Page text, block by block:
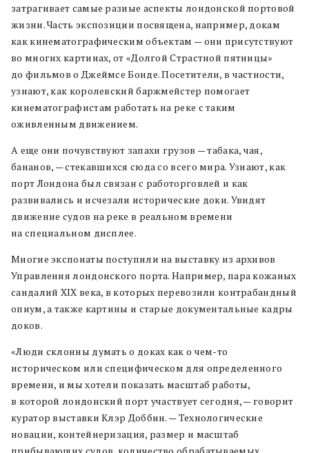
затрагивает самые разные аспекты лондонской портовой
жизни. Часть экспозиции посвящена, например, докам
как кинематографическим объектам — они присутствуют
во многих картинах, от «Долгой Страстной пятницы»
до фильмов о Джеймсе Бонде. Посетители, в частности,
узнают, как королевский баржмейстер помогает
кинематографистам работать на реке с таким
оживленным движением.
А еще они почувствуют запахи грузов — табака, чая,
бананов, — стекавшихся сюда со всего мира. Узнают, как
порт Лондона был связан с работорговлей и как
развивались и исчезали исторические доки. Увидят
движение судов на реке в реальном времени
на специальном дисплее.
Многие экспонаты поступили на выставку из архивов
Управления лондонского порта. Например, пара кожаных
сандалий XIX века, в которых перевозили контрабандный
опиум, а также картины и старые документальные кадры
доков.
«Люди склонны думать о доках как о чем-то
историческом или специфическом для определенного
времени, и мы хотели показать масштаб работы,
в которой лондонский порт участвует сегодня, — говорит
куратор выставки Клэр Доббин. — Технологические
новации, контейнеризация, размер и масштаб
прибывающих судов, количество обрабатываемых